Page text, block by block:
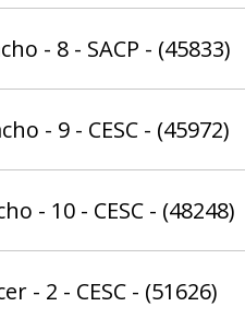
- 8 - SACP - (45833)
- 9 - CESC - (45972)
- 10 - CESC - (48248)
- 2 - CESC - (51626)